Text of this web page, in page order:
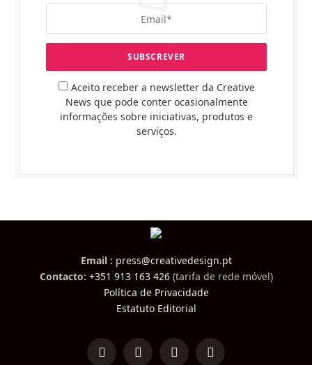
Aceito receber a newsletter da Creative
News que pode conter ocasionalmente
informações sobre iniciativas, produtos e
serviços.
Email : press@creativedesign.pt
Contacto: +351 913 163 426(tarifa de rede móvel)
Política de Privacidade
Estatuto Editorial
LinkedInFacebookInstagramTikTok